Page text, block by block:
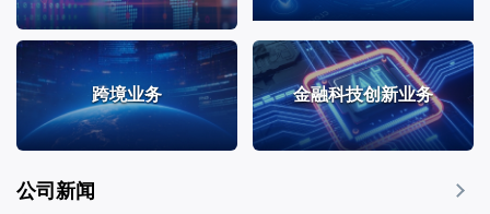
跨境业务 金融科技创新业务
公司新闻